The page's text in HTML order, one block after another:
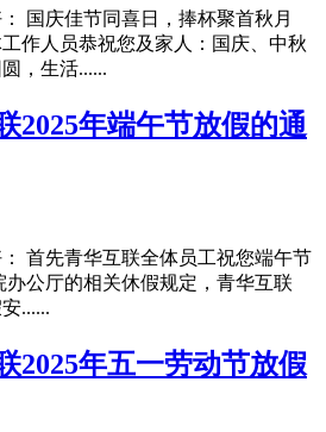
国庆佳节同喜日，捧杯聚首秋月
作人员恭祝您及家人：国庆、中秋
，生活......
2025年端午节放假的通
首先青华互联全体员工祝您端午节
办公厅的相关休假规定，青华互联
......
2025年五一劳动节放假